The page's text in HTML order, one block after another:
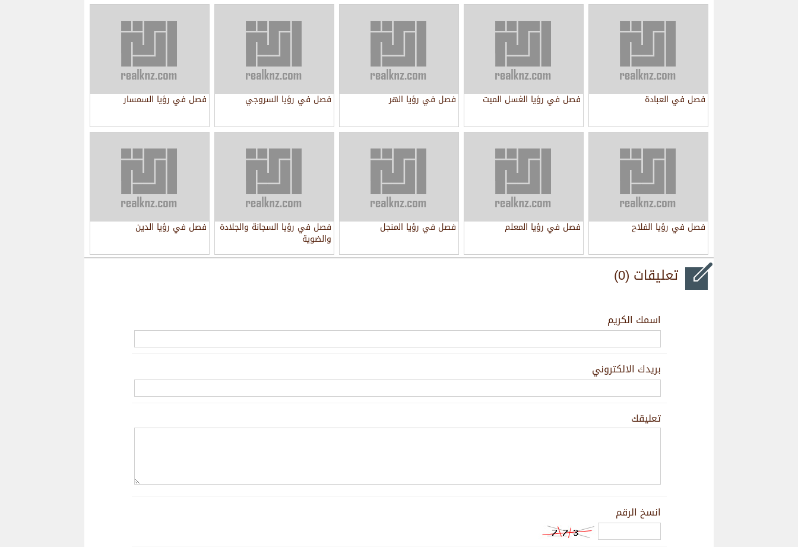
فصل في العبادة فصل في رؤيا الغسل الميت فصل في رؤيا الهر فصل في رؤيا السروجي فصل في رؤيا السمسار
فصل في رؤيا الفلاح فصل في رؤيا المعلم فصل في رؤيا المنجل فصل في رؤيا السجانة والجلادة
والضوية
فصل في رؤيا الدين
تعليقات (0)
اسمك الكريم
بريدك الالكتروني
تعليقك
انسخ الرقم